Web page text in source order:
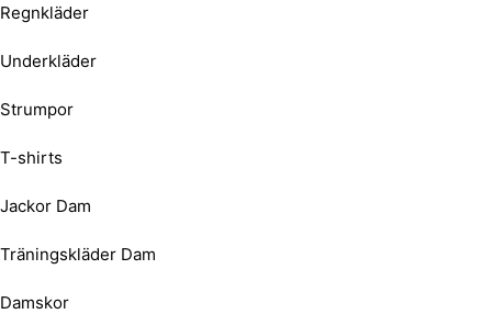
Regnkläder
Underkläder
Strumpor
T-shirts
Jackor Dam
Träningskläder Dam
Damskor